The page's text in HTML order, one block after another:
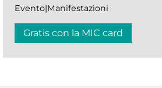
Evento|Manifestazioni
Gratis con la MIC card